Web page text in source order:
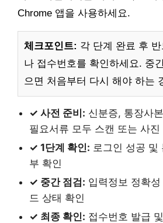
Chrome 앱을 사용하세요.
체크포인트: 각 단계 완료 후
나 접수번호를 확인하세요. 중
으면 처음부터 다시 해야 하는
✓ 사전 준비: 신분증, 통장사
필요서류 모두 스캔 또는 사진
✓ 1단계 확인: 로그인 성공 및
부 확인
✓ 중간 점검: 입력정보 정확
드 상태 확인
✓ 최종 확인: 접수번호 발급